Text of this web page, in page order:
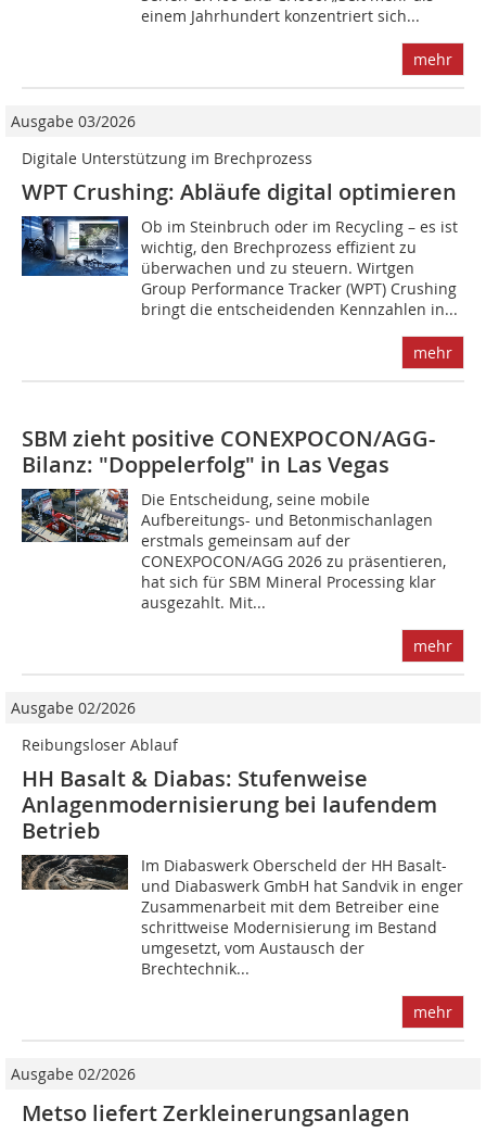
einem Jahrhundert konzentriert sich...
mehr
Ausgabe 03/2026
Digitale Unterstützung im Brechprozess
WPT Crushing: Abläufe digital optimieren
Ob im Steinbruch oder im Recycling – es ist
wichtig, den Brechprozess effizient zu
überwachen und zu steuern. Wirtgen
Group Performance Tracker (WPT) Crushing
bringt die entscheidenden Kennzahlen in...
mehr
SBM zieht positive CONEXPOCON/AGG-
Bilanz: "Doppelerfolg" in Las Vegas
Die Entscheidung, seine mobile
Aufbereitungs- und Betonmischanlagen
erstmals gemeinsam auf der
CONEXPOCON/AGG 2026 zu präsentieren,
hat sich für SBM Mineral Processing klar
ausgezahlt. Mit...
mehr
Ausgabe 02/2026
Reibungsloser Ablauf
HH Basalt & Diabas: Stufenweise
Anlagenmodernisierung bei laufendem
Betrieb
Im Diabaswerk Oberscheld der HH Basalt-
und Diabaswerk GmbH hat Sandvik in enger
Zusammenarbeit mit dem Betreiber eine
schrittweise Modernisierung im Bestand
umgesetzt, vom Austausch der
Brechtechnik...
mehr
Ausgabe 02/2026
Metso liefert Zerkleinerungsanlagen